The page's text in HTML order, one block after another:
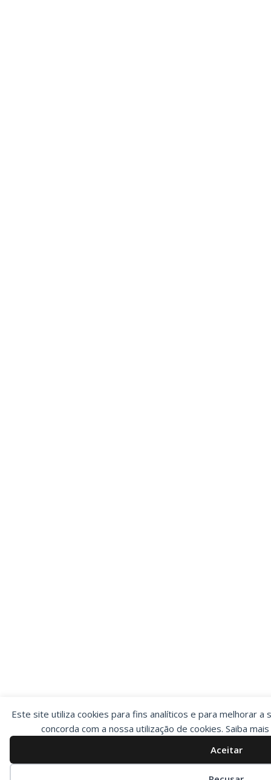
Este site utiliza cookies para fins analíticos e para melhorar a
concorda com a nossa utilização de cookies. Saiba
Aceitar